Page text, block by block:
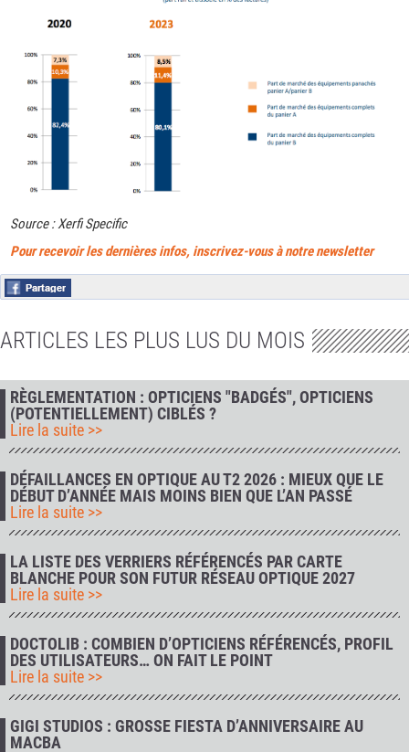
Source : Xerfi Specific
Pour recevoir les dernières infos, inscrivez-vous à notre newsletter
ARTICLES LES PLUS LUS DU MOIS
RÈGLEMENTATION : OPTICIENS "BADGÉS", OPTICIENS
(POTENTIELLEMENT) CIBLÉS ?
Lire la suite >>
DÉFAILLANCES EN OPTIQUE AU T2 2026 : MIEUX QUE LE
DÉBUT D’ANNÉE MAIS MOINS BIEN QUE L’AN PASSÉ
Lire la suite >>
LA LISTE DES VERRIERS RÉFÉRENCÉS PAR CARTE
BLANCHE POUR SON FUTUR RÉSEAU OPTIQUE 2027
Lire la suite >>
DOCTOLIB : COMBIEN D’OPTICIENS RÉFÉRENCÉS, PROFIL
DES UTILISATEURS… ON FAIT LE POINT
Lire la suite >>
GIGI STUDIOS : GROSSE FIESTA D’ANNIVERSAIRE AU
MACBA